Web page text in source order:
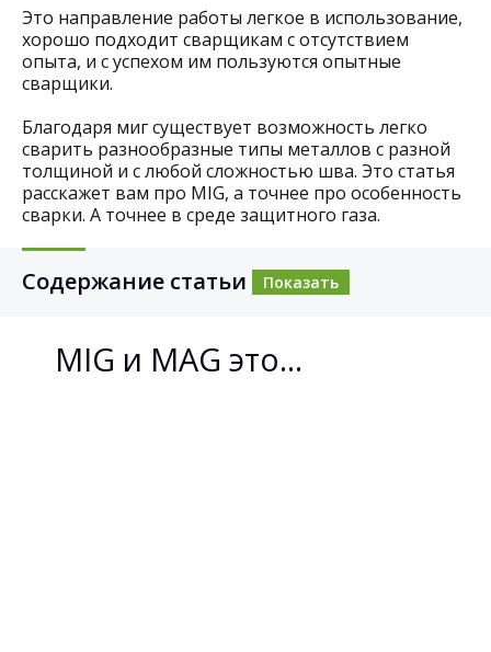
Это направление работы легкое в использование,
хорошо подходит сварщикам с отсутствием
опыта, и с успехом им пользуются опытные
сварщики.
Благодаря миг существует возможность легко
сварить разнообразные типы металлов с разной
толщиной и с любой сложностью шва. Это статья
расскажет вам про MIG, а точнее про особенность
сварки. А точнее в среде защитного газа.
Содержание статьи Показать
MIG и MAG это...